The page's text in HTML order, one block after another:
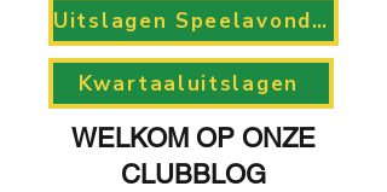
Uitslagen Speelavonden
Kwartaaluitslagen
WELKOM OP ONZE
CLUBBLOG